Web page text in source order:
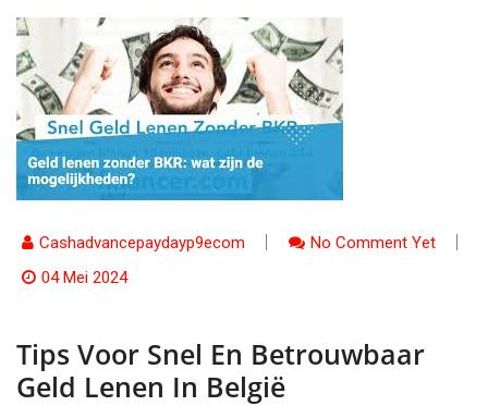
Cashadvancepaydayp9ecom
No Comment Yet
04 Mei 2024
Tips Voor Snel En Betrouwbaar
Geld Lenen In België